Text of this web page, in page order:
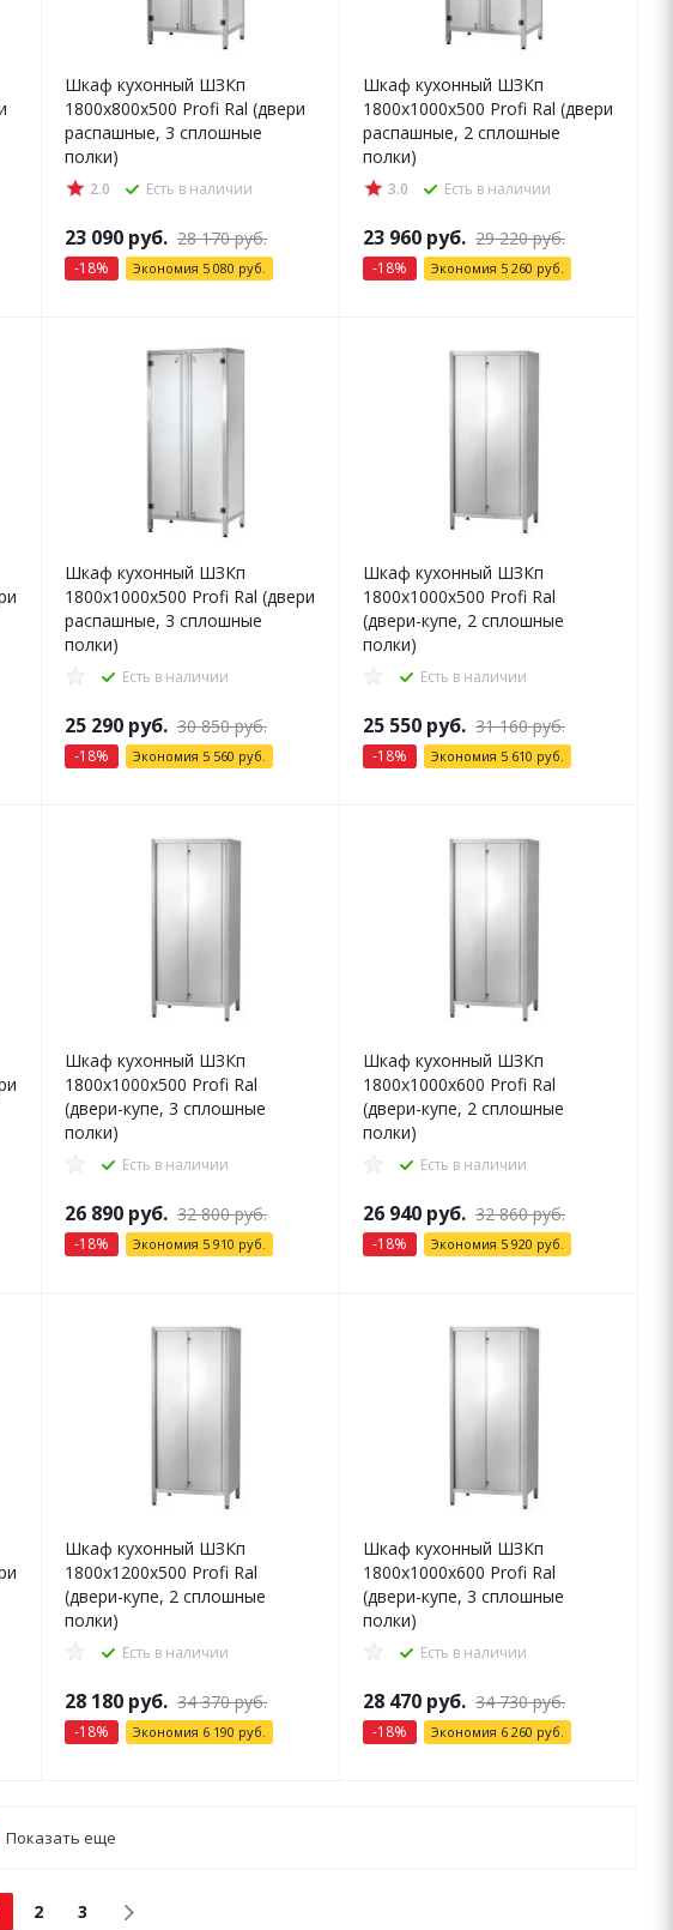
Шкаф кухонный ШЗКп
1800x800x500 Profi Ral (двери
распашные, 3 сплошные
полки)
2.0 Есть в наличии
23 090 руб. 28 170руб.
-18% Экономия 5 080 руб.
Шкаф кухонный ШЗКп
1800x1000x500 Profi Ral (двери
распашные, 2 сплошные
полки)
3.0 Есть в наличии
23 960 руб. 29 220руб.
-18% Экономия 5 260 руб.
Шкаф кухонный ШЗКп
1800x1000x500 Profi Ral (двери
распашные, 3 сплошные
полки)
Есть в наличии
25 290 руб. 30 850руб.
-18% Экономия 5 560 руб.
Шкаф кухонный ШЗКп
1800x1000x500 Profi Ral
(двери-купе, 2 сплошные
полки)
Есть в наличии
25 550 руб. 31 160руб.
-18% Экономия 5 610 руб.
Шкаф кухонный ШЗКп
1800x1000x500 Profi Ral
(двери-купе, 3 сплошные
полки)
Есть в наличии
26 890 руб. 32 800руб.
-18% Экономия 5 910 руб.
Шкаф кухонный ШЗКп
1800x1000x600 Profi Ral
(двери-купе, 2 сплошные
полки)
Есть в наличии
26 940 руб. 32 860руб.
-18% Экономия 5 920 руб.
Шкаф кухонный ШЗКп
1800x1200x500 Profi Ral
(двери-купе, 2 сплошные
полки)
Есть в наличии
28 180 руб. 34 370руб.
-18% Экономия 6 190 руб.
Шкаф кухонный ШЗКп
1800x1000x600 Profi Ral
(двери-купе, 3 сплошные
полки)
Есть в наличии
28 470 руб. 34 730руб.
-18% Экономия 6 260 руб.
Показать еще
2 3